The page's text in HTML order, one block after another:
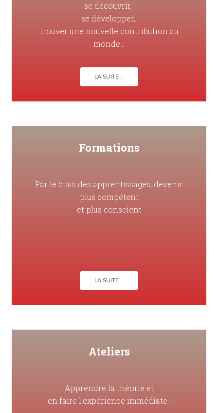
se découvrir,
se développer,
trouver une nouvelle contribution au
monde...
LA SUITE …
Formations
Par le biais des apprentissages, devenir
plus compétent
et plus conscient
LA SUITE …
Ateliers
Apprendre la théorie et
en faire l'expérience immédiate !